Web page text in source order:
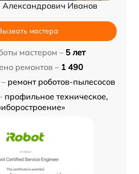
Александрович Иванов
мастера
мастером – 5 лет
ремонтов – 1 490
ремонт роботов-пылесосов
профильное техническое,